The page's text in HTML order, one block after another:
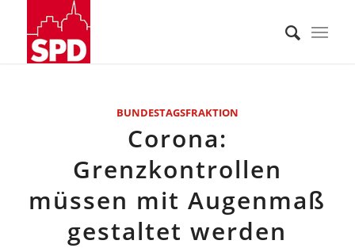
BUNDESTAGSFRAKTION
Corona:
Grenzkontrollen
müssen mit Augenmaß
gestaltet werden